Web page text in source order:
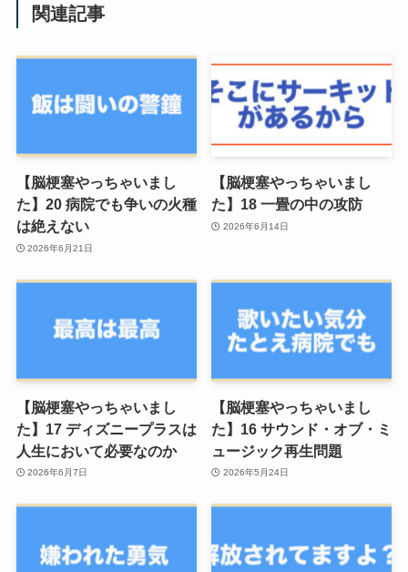
関連記事
【脳梗塞やっちゃいまし
た】20 病院でも争いの火種
は絶えない
2026年6月21日
【脳梗塞やっちゃいまし
た】18 一畳の中の攻防
2026年6月14日
【脳梗塞やっちゃいまし
た】17 ディズニープラスは
人生において必要なのか
2026年6月7日
【脳梗塞やっちゃいまし
た】16 サウンド・オブ・ミ
ュージック再生問題
2026年5月24日